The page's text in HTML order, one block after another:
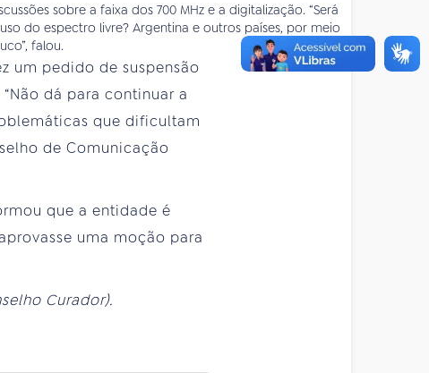
sobre a faixa dos 700 MHz e a digitalização. “Será
do espectro livre? Argentina e outros países, por meio
falou.
um pedido de suspensão
dá para continuar a
que dificultam
de Comunicação
que a entidade é
uma moção para
Curador).